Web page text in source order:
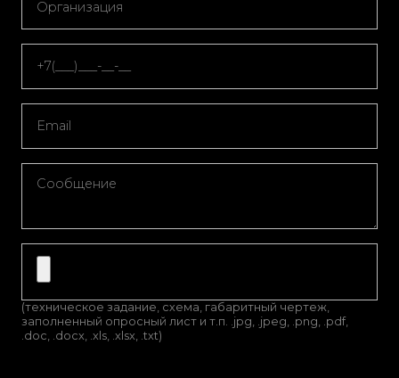
(техническое задание, схема, габаритный чертеж,
заполненный опросный лист и т.п. .jpg, .jpeg, .png, .pdf,
.doc, .docx, .xls, .xlsx, .txt)